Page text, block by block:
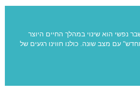
נפשי הוא שינוי במהלך החיים היוצר
עם מצב שונה. כולנו חווינו רגעים של